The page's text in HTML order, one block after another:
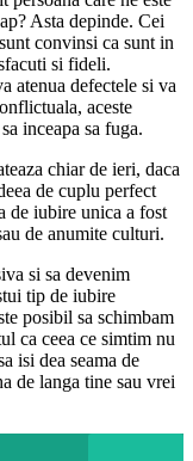
Asta depinde. Cei
convinsi ca sunt in
si fideli.
atenua defectele si va
aceste
inceapa sa fuga.
chiar de ieri, daca
de cuplu perfect
de iubire unica a fost
de anumite culturi.
si sa devenim
tip de iubire
posibil sa schimbam
ca ceea ce simtim nu
isi dea seama de
de langa tine sau vrei